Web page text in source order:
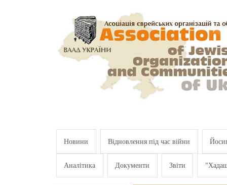
Новини Відновлення під час війни
Аналітика Документи Звіти